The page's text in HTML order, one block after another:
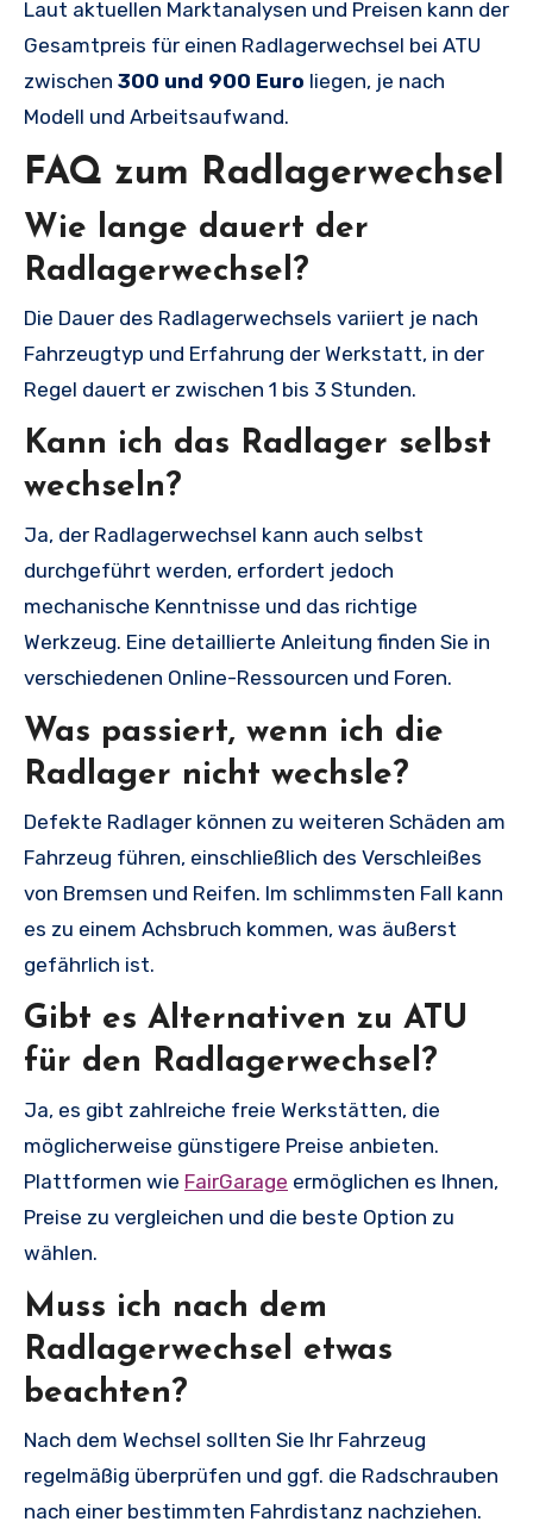
Laut aktuellen Marktanalysen und Preisen kann der
Gesamtpreis für einen Radlagerwechsel bei ATU
zwischen 300 und 900 Euro liegen, je nach
Modell und Arbeitsaufwand.
FAQ zum Radlagerwechsel
Wie lange dauert der
Radlagerwechsel?
Die Dauer des Radlagerwechsels variiert je nach
Fahrzeugtyp und Erfahrung der Werkstatt, in der
Regel dauert er zwischen 1 bis 3 Stunden.
Kann ich das Radlager selbst
wechseln?
Ja, der Radlagerwechsel kann auch selbst
durchgeführt werden, erfordert jedoch
mechanische Kenntnisse und das richtige
Werkzeug. Eine detaillierte Anleitung finden Sie in
verschiedenen Online-Ressourcen und Foren.
Was passiert, wenn ich die
Radlager nicht wechsle?
Defekte Radlager können zu weiteren Schäden am
Fahrzeug führen, einschließlich des Verschleißes
von Bremsen und Reifen. Im schlimmsten Fall kann
es zu einem Achsbruch kommen, was äußerst
gefährlich ist.
Gibt es Alternativen zu ATU
für den Radlagerwechsel?
Ja, es gibt zahlreiche freie Werkstätten, die
möglicherweise günstigere Preise anbieten.
Plattformen wie FairGarage ermöglichen es Ihnen,
Preise zu vergleichen und die beste Option zu
wählen.
Muss ich nach dem
Radlagerwechsel etwas
beachten?
Nach dem Wechsel sollten Sie Ihr Fahrzeug
regelmäßig überprüfen und ggf. die Radschrauben
nach einer bestimmten Fahrdistanz nachziehen.